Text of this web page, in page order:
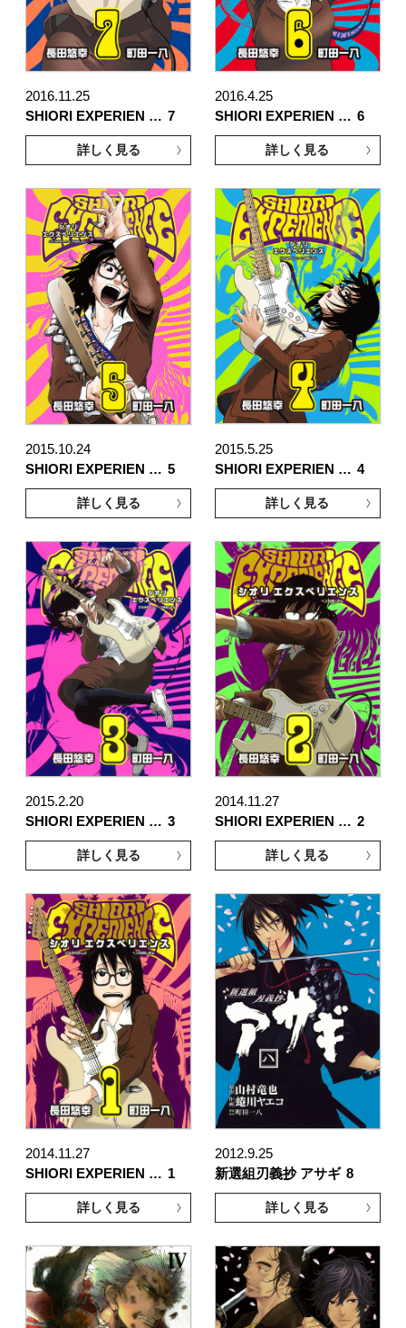
2016.11.25
SHIORI EXPERIEN … 7
詳しく見る
2016.4.25
SHIORI EXPERIEN … 6
詳しく見る
2015.10.24
SHIORI EXPERIEN … 5
詳しく見る
2015.5.25
SHIORI EXPERIEN … 4
詳しく見る
2015.2.20
SHIORI EXPERIEN … 3
詳しく見る
2014.11.27
SHIORI EXPERIEN … 2
詳しく見る
2014.11.27
SHIORI EXPERIEN … 1
詳しく見る
2012.9.25
新選組刃義抄 アサギ 8
詳しく見る